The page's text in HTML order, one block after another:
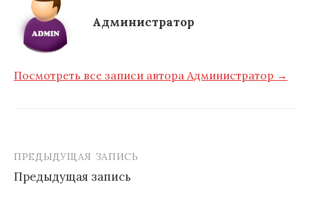
Администратор
Посмотреть все записи автора Администратор →
Навигация
по
ПРЕДЫДУЩАЯ ЗАПИСЬ
Предыдущая запись